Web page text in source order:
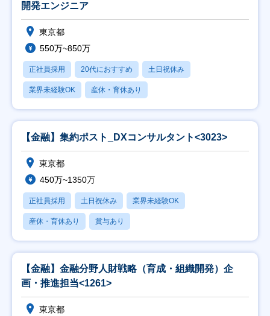
開発エンジニア
東京都
550万~850万
正社員採用 20代におすすめ 土日祝休み
業界未経験OK 産休・育休あり
【金融】集約ポスト_DXコンサルタント<3023>
東京都
450万~1350万
正社員採用 土日祝休み 業界未経験OK
産休・育休あり 賞与あり
【金融】金融分野人財戦略（育成・組織開発）企
画・推進担当<1261>
東京都